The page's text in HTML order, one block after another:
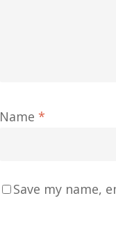
Name *
Save my name,